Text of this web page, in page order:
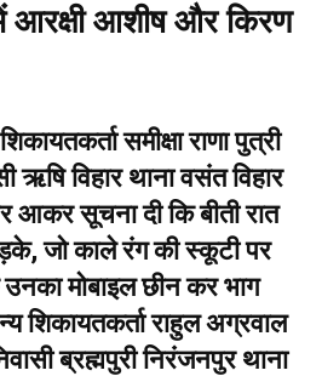
आरक्षी आशीष और किरण
समीक्षा राणा पुत्री
ऋषि विहार थाना वसंत विहार
आकर सूचना दी कि बीती रात
जो काले रंग की स्कूटी पर
मोबाइल छीन कर भाग
शिकायतकर्ता राहुल अग्रवाल
ब्रह्मपुरी निरंजनपुर थाना